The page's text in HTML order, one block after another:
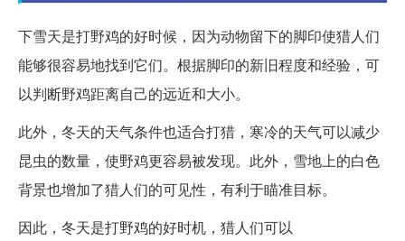
下雪天是打野鸡的好时候，因为动物留下的脚印使猎人们
能够很容易地找到它们。根据脚印的新旧程度和经验，可
以判断野鸡距离自己的远近和大小。
此外，冬天的天气条件也适合打猎，寒冷的天气可以减少
昆虫的数量，使野鸡更容易被发现。此外，雪地上的白色
背景也增加了猎人们的可见性，有利于瞄准目标。
因此，冬天是打野鸡的好时机，猎人们可以